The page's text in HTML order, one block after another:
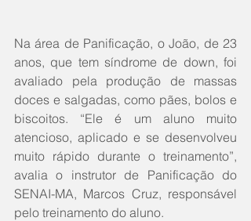
Na área de Panificação, o João, de 23
anos, que tem síndrome de down, foi
avaliado pela produção de massas
doces e salgadas, como pães, bolos e
biscoitos. “Ele é um aluno muito
atencioso, aplicado e se desenvolveu
muito rápido durante o treinamento”,
avalia o instrutor de Panificação do
SENAI-MA, Marcos Cruz, responsável
pelo treinamento do aluno.